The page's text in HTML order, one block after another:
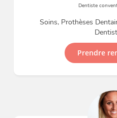
Dentiste
Soins, Prothèses
Prendre